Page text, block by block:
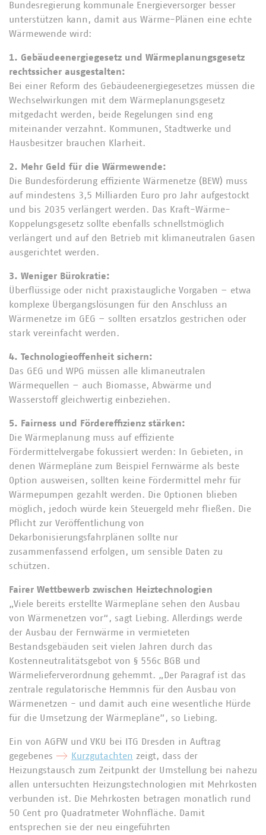
Bundesregierung kommunale Energieversorger besser
unterstützen kann, damit aus Wärme-Plänen eine echte
Wärmewende wird:
1. Gebäudeenergiegesetz und Wärmeplanungsgesetz
rechtssicher ausgestalten:
Bei einer Reform des Gebäudeenergiegesetzes müssen die
Wechselwirkungen mit dem Wärmeplanungsgesetz
mitgedacht werden, beide Regelungen sind eng
miteinander verzahnt. Kommunen, Stadtwerke und
Hausbesitzer brauchen Klarheit.
2. Mehr Geld für die Wärmewende:
Die Bundesförderung effiziente Wärmenetze (BEW) muss
auf mindestens 3,5 Milliarden Euro pro Jahr aufgestockt
und bis 2035 verlängert werden. Das Kraft-Wärme-
Koppelungsgesetz sollte ebenfalls schnellstmöglich
verlängert und auf den Betrieb mit klimaneutralen Gasen
ausgerichtet werden.
3. Weniger Bürokratie:
Überflüssige oder nicht praxistaugliche Vorgaben – etwa
komplexe Übergangslösungen für den Anschluss an
Wärmenetze im GEG – sollten ersatzlos gestrichen oder
stark vereinfacht werden.
4. Technologieoffenheit sichern:
Das GEG und WPG müssen alle klimaneutralen
Wärmequellen – auch Biomasse, Abwärme und
Wasserstoff gleichwertig einbeziehen.
5. Fairness und Fördereffizienz stärken:
Die Wärmeplanung muss auf effiziente
Fördermittelvergabe fokussiert werden: In Gebieten, in
denen Wärmepläne zum Beispiel Fernwärme als beste
Option ausweisen, sollten keine Fördermittel mehr für
Wärmepumpen gezahlt werden. Die Optionen blieben
möglich, jedoch würde kein Steuergeld mehr fließen. Die
Pflicht zur Veröffentlichung von
Dekarbonisierungsfahrplänen sollte nur
zusammenfassend erfolgen, um sensible Daten zu
schützen.
Fairer Wettbewerb zwischen Heiztechnologien
„Viele bereits erstellte Wärmepläne sehen den Ausbau
von Wärmenetzen vor“, sagt Liebing. Allerdings werde
der Ausbau der Fernwärme in vermieteten
Bestandsgebäuden seit vielen Jahren durch das
Kostenneutralitätsgebot von § 556c BGB und
Wärmelieferverordnung gehemmt. „Der Paragraf ist das
zentrale regulatorische Hemmnis für den Ausbau von
Wärmenetzen - und damit auch eine wesentliche Hürde
für die Umsetzung der Wärmepläne”, so Liebing.
Ein von AGFW und VKU bei ITG Dresden in Auftrag
gegebenes
Kurzgutachten zeigt, dass der
Heizungstausch zum Zeitpunkt der Umstellung bei nahezu
allen untersuchten Heizungstechnologien mit Mehrkosten
verbunden ist. Die Mehrkosten betragen monatlich rund
50 Cent pro Quadratmeter Wohnfläche. Damit
entsprechen sie der neu eingeführten